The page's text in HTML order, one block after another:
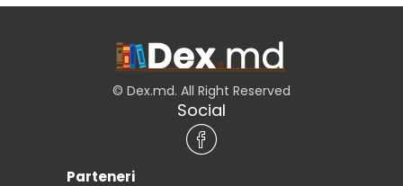
© Dex.md. All Right Reserved
Social
Parteneri